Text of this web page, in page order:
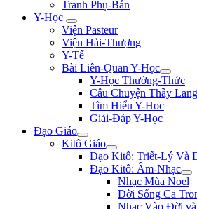
Tranh Phụ-Bản
Y-Học
Viện Pasteur
Viện Hải-Thượng
Y-Tế
Bài Liên-Quan Y-Học
Y-Học Thường-Thức
Câu Chuyện Thầy Lang
Tìm Hiểu Y-Hoc
Giải-Đáp Y-Học
Đạo Giáo
Kitô Giáo
Đạo Kitô: Triết-Lý Và
Đạo Kitô: Âm-Nhạc
Nhạc Mùa Noel
Đời Sống Ca
Nhạc Vào Đời